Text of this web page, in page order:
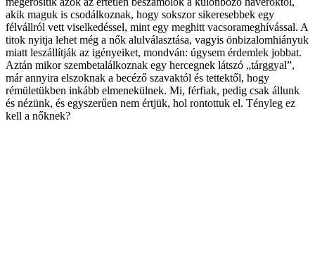
akik maguk is csodálkoznak, hogy sokszor sikeresebbek egy
félvállról vett viselkedéssel, mint egy meghitt vacsorameghívással. A
titok nyitja lehet még a nők alulválasztása, vagyis önbizalomhiányuk
miatt leszállítják az igényeiket, mondván: úgysem érdemlek jobbat.
Aztán mikor szembetalálkoznak egy hercegnek látszó „tárggyal”,
már annyira elszoknak a becéző szavaktól és tettektől, hogy
rémületükben inkább elmenekülnek. Mi, férfiak, pedig csak állunk
és nézünk, és egyszerűen nem értjük, hol rontottuk el. Tényleg ez
kell a nőknek?